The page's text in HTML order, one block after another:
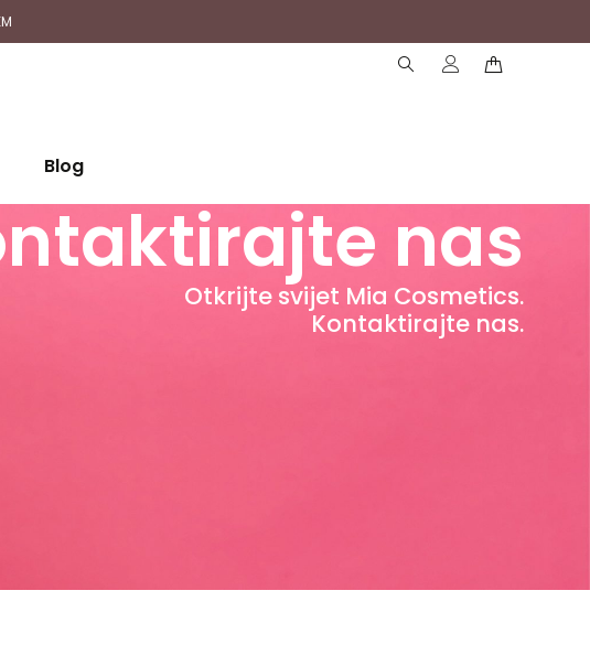
Blog
nas
Otkrijte svijet Mia Cosmetics.
Kontaktirajte nas.